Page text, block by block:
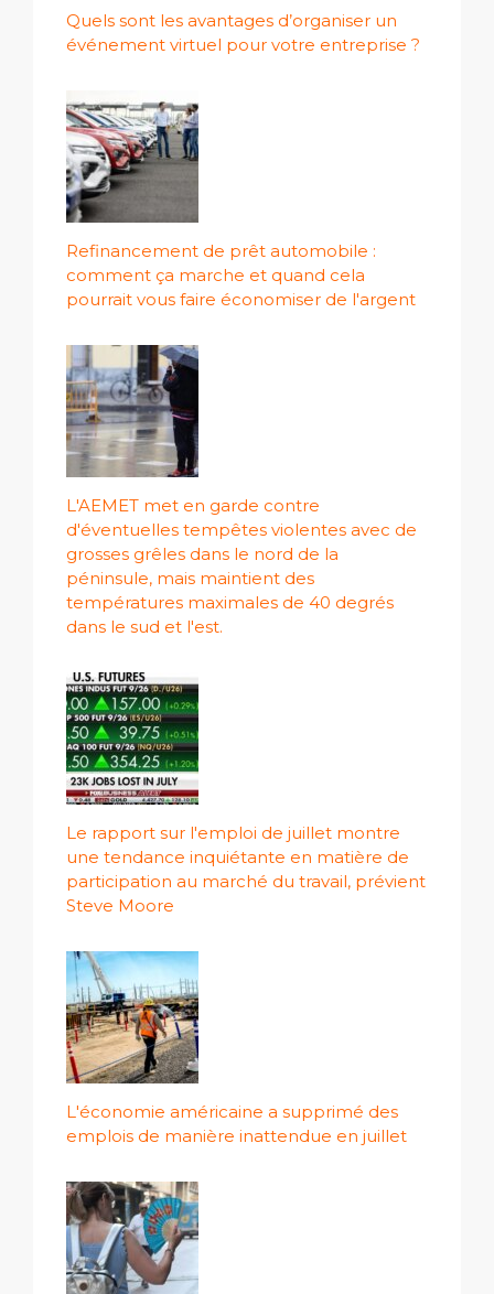
Quels sont les avantages d’organiser un
événement virtuel pour votre entreprise ?
Refinancement de prêt automobile :
comment ça marche et quand cela
pourrait vous faire économiser de l'argent
L'AEMET met en garde contre
d'éventuelles tempêtes violentes avec de
grosses grêles dans le nord de la
péninsule, mais maintient des
températures maximales de 40 degrés
dans le sud et l'est.
Le rapport sur l'emploi de juillet montre
une tendance inquiétante en matière de
participation au marché du travail, prévient
Steve Moore
L'économie américaine a supprimé des
emplois de manière inattendue en juillet